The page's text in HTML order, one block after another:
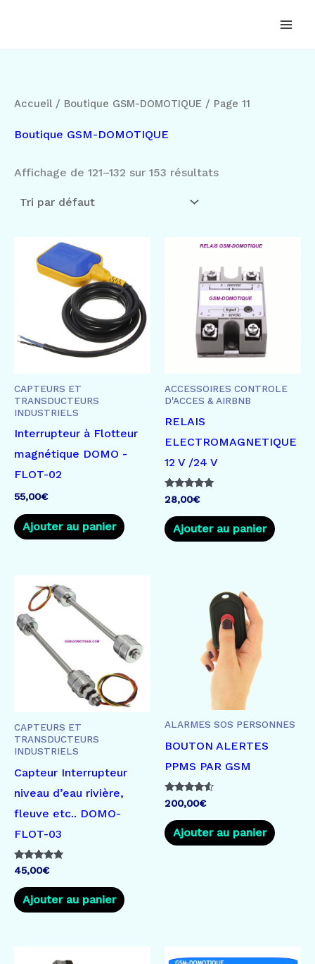
Accueil / Boutique GSM-DOMOTIQUE / Page 11
Boutique GSM-DOMOTIQUE
Affichage de 121–132 sur 153 résultats
CAPTEURS ET
TRANSDUCTEURS
INDUSTRIELS
Interrupteur à Flotteur
magnétique DOMO -
FLOT-02
55,00€
Ajouter au panier
ACCESSOIRES CONTROLE
D'ACCES & AIRBNB
RELAIS
ELECTROMAGNETIQUE
12 V /24 V
Note
5.00
sur 5
28,00€
Ajouter au panier
CAPTEURS ET
TRANSDUCTEURS
INDUSTRIELS
Capteur Interrupteur
niveau d’eau rivière,
fleuve etc.. DOMO-
FLOT-03
Note
4.67
sur 5
45,00€
Ajouter au panier
ALARMES SOS PERSONNES
BOUTON ALERTES
PPMS PAR GSM
Note
4.33
sur 5
200,00€
Ajouter au panier